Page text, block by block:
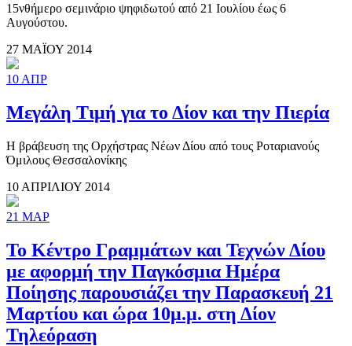
15νθήμερο σεμινάριο ψηφιδωτού από 21 Ιουλίου έως 6
Αυγούστου.
27 ΜΑΪΟΥ 2014
10 ΑΠΡ
Μεγάλη Τιμή για το Δίον και την Πιερία
Η βράβευση της Ορχήστρας Νέων Δίου από τους Ροταριανούς
Όμιλους Θεσσαλονίκης
10 ΑΠΡΙΛΙΟΥ 2014
21 ΜΑΡ
Το Κέντρο Γραμμάτων και Τεχνών Δίου
με αφορμή την Παγκόσμια Ημέρα
Ποίησης παρουσιάζει την Παρασκευή 21
Μαρτίου και ώρα 10μ.μ. στη Δίον
Τηλεόραση